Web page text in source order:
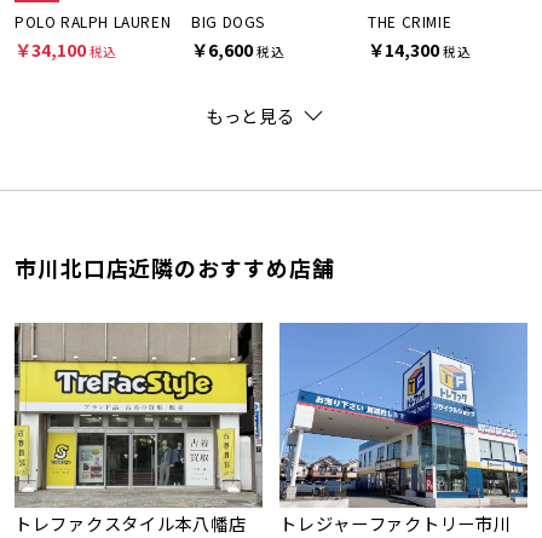
POLO RALPH LAUREN
￥34,100税込
BIG DOGS
￥6,600税込
THE CRIMIE
￥14,300税込
もっと見る
市川北口店近隣のおすすめ店舗
トレファクスタイル本八幡店
トレジャーファクトリー市川